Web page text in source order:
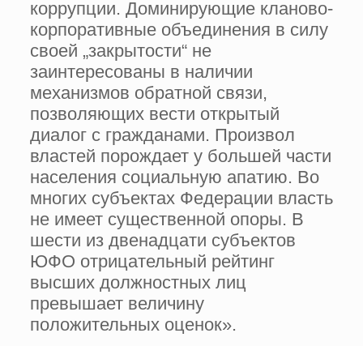
коррупции. Доминирующие кланово-
корпоративные объединения в силу
своей „закрытости“ не
заинтересованы в наличии
механизмов обратной связи,
позволяющих вести открытый
диалог с гражданами. Произвол
властей порождает у большей части
населения социальную апатию. Во
многих субъектах Федерации власть
не имеет существенной опоры. В
шести из двенадцати субъектов
ЮФО отрицательный рейтинг
высших должностных лиц
превышает величину
положительных оценок».